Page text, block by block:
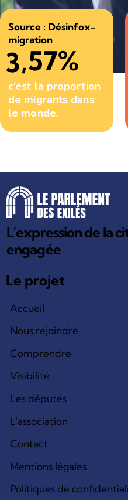
Source : Désinfox-
migration
3,57%
c’est la proportion
de migrants dans
le monde.
L’expression de la
engagée
Le projet
Accueil
Nous rejoindre
Comprendre
Visibilité
Les députés
L’association
Contact
Mentions légales
Politiques de